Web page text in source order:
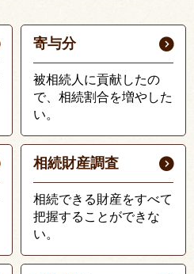
寄与分
被相続人に貢献したの
で、相続割合を増やした
い。
相続財産調査
相続できる財産をすべて
把握することができな
い。